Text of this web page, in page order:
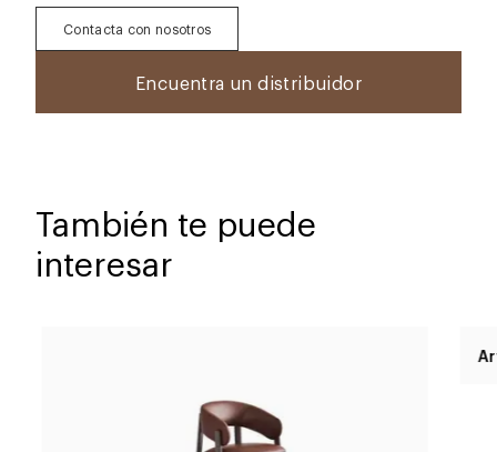
Contacta con nosotros
Encuentra un distribuidor
También te puede
interesar